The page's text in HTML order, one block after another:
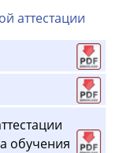
аттестации
обучения